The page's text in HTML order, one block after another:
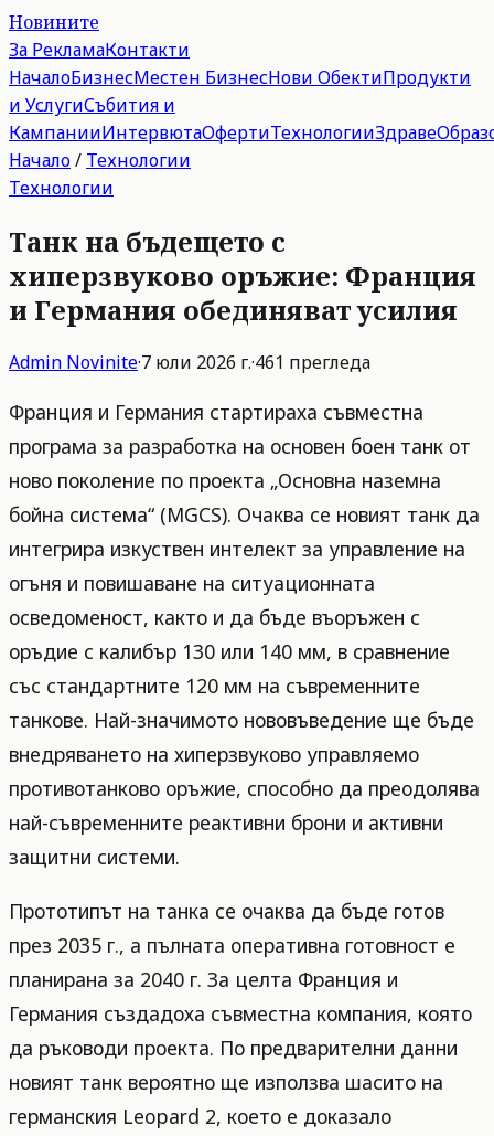
Новините
За РекламаКонтакти
НачалоБизнесМестен БизнесНови ОбектиПродукти
и УслугиСъбития и
КампанииИнтервютаОфертиТехнологииЗдраве
Начало/ Технологии
Технологии
Танк на бъдещето с
хиперзвуково оръжие: Франция
и Германия обединяват усилия
Admin Novinite·7 юли 2026 г.·461 прегледа
Франция и Германия стартираха съвместна
програма за разработка на основен боен танк от
ново поколение по проекта „Основна наземна
бойна система“ (MGCS). Очаква се новият танк да
интегрира изкуствен интелект за управление на
огъня и повишаване на ситуационната
осведоменост, както и да бъде въоръжен с
оръдие с калибър 130 или 140 мм, в сравнение
със стандартните 120 мм на съвременните
танкове. Най-значимото нововъведение ще бъде
внедряването на хиперзвуково управляемо
противотанково оръжие, способно да преодолява
най-съвременните реактивни брони и активни
защитни системи.
Прототипът на танка се очаква да бъде готов
през 2035 г., а пълната оперативна готовност е
планирана за 2040 г. За целта Франция и
Германия създадоха съвместна компания, която
да ръководи проекта. По предварителни данни
новият танк вероятно ще използва шасито на
германския Leopard 2, което е доказало